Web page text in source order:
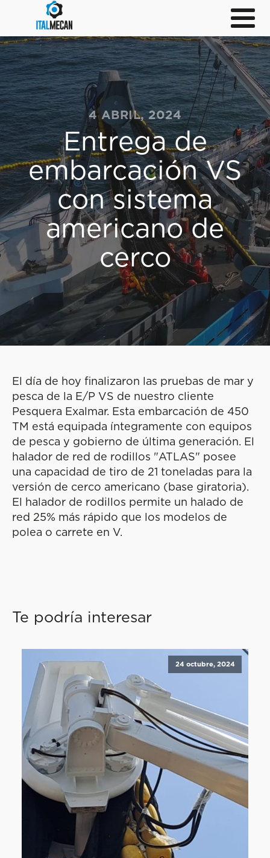
4 ABRIL, 2024
Entrega de
embarcación VS
con sistema
americano de
cerco
El día de hoy finalizaron las pruebas de mar y
pesca de la E/P VS de nuestro cliente
Pesquera Exalmar. Esta embarcación de 450
TM está equipada íntegramente con equipos
de pesca y gobierno de última generación. El
halador de red de rodillos "ATLAS" posee
una capacidad de tiro de 21 toneladas para la
versión de cerco americano (base giratoria).
El halador de rodillos permite un halado de
red 25% más rápido que los modelos de
polea o carrete en V.
Te podría interesar
24 octubre, 2024